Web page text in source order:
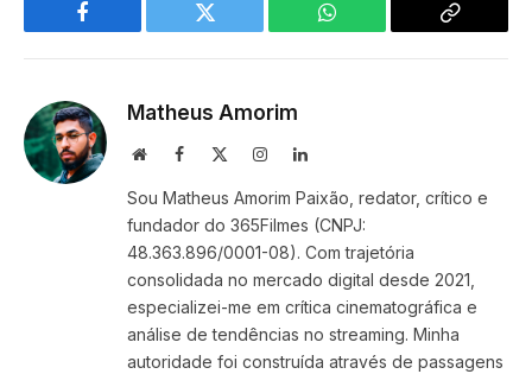
Facebook Twitter WhatsApp
Copy
Matheus Amorim
WebsiteFacebook InstagramLinkedIn
Sou Matheus Amorim Paixão, redator, crítico e
fundador do 365Filmes (CNPJ:
48.363.896/0001-08). Com trajetória
consolidada no mercado digital desde 2021,
especializei-me em crítica cinematográfica e
análise de tendências no streaming. Minha
autoridade foi construída através de passagens